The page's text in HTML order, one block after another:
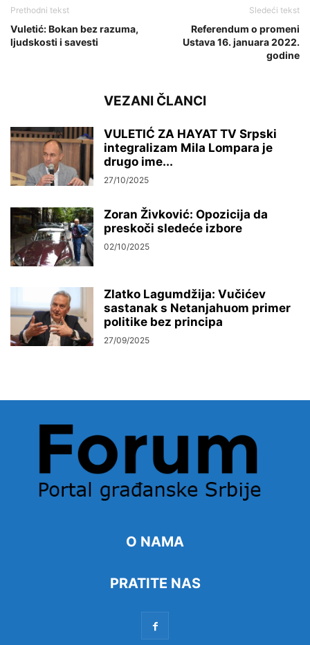
Prethodni tekst
Vuletić: Bokan bez razuma,
ljudskosti i savesti
Sledeći tekst
Referendum o promeni
Ustava 16. januara 2022.
godine
VEZANI ČLANCI
VULETIĆ ZA HAYAT TV Srpski
integralizam Mila Lompara je
drugo ime...
27/10/2025
Zoran Živković: Opozicija da
preskoči sledeće izbore
02/10/2025
Zlatko Lagumdžija: Vučićev
sastanak s Netanjahuom primer
politike bez principa
27/09/2025
O NAMA
PRATITE NAS